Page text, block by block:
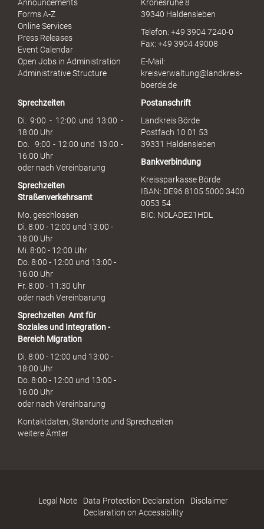
u
h
Announcements
Forms A-Z
Online Services
Press Releases
Event Calendar
Open Jobs in Administration
Administrative Structure
Kronesruhe 8
39340 Haldensleben
Telefon: +49 3904 7240-0
Fax: +49 3904 49008
E-Mail:
kreisverwaltung@landkreis-
boerde.de
Sprechzeiten
Di. 9:00 - 12:00 und 13:00 -
18:00 Uhr
Do. 9:00 - 12:00 und 13:00 -
16:00 Uhr
oder nach Vereinbarung
Sprechzeiten
Straßenverkehrsamt
Mo. geschlossen
Di. 8:00 - 12:00 und 13:00 -
18:00 Uhr
Mi. 8:00 - 12:00 Uhr
Do. 8:00 - 12:00 und 13:00 -
16:00 Uhr
Fr. 8:00 - 11:30 Uhr
oder nach Vereinbarung
Sprechzeiten Amt für
Soziales und Integration -
Bereich Migration
Di. 8:00 - 12:00 und 13:00 -
18:00 Uhr
Do. 8:00 - 12:00 und 13:00 -
16:00 Uhr
oder nach Vereinbarung
Postanschrift
Landkreis Börde
Postfach 10 01 53
39331 Haldensleben
Bankverbindung
Kreissparkasse Börde
IBAN: DE96 8105 5000 3400
0053 54
BIC: NOLADE21HDL
Kontaktdaten, Standorte und Sprechzeiten
weitere Ämter
Legal Note Data Protection Declaration
Disclaimer
Declaration on Accessibility